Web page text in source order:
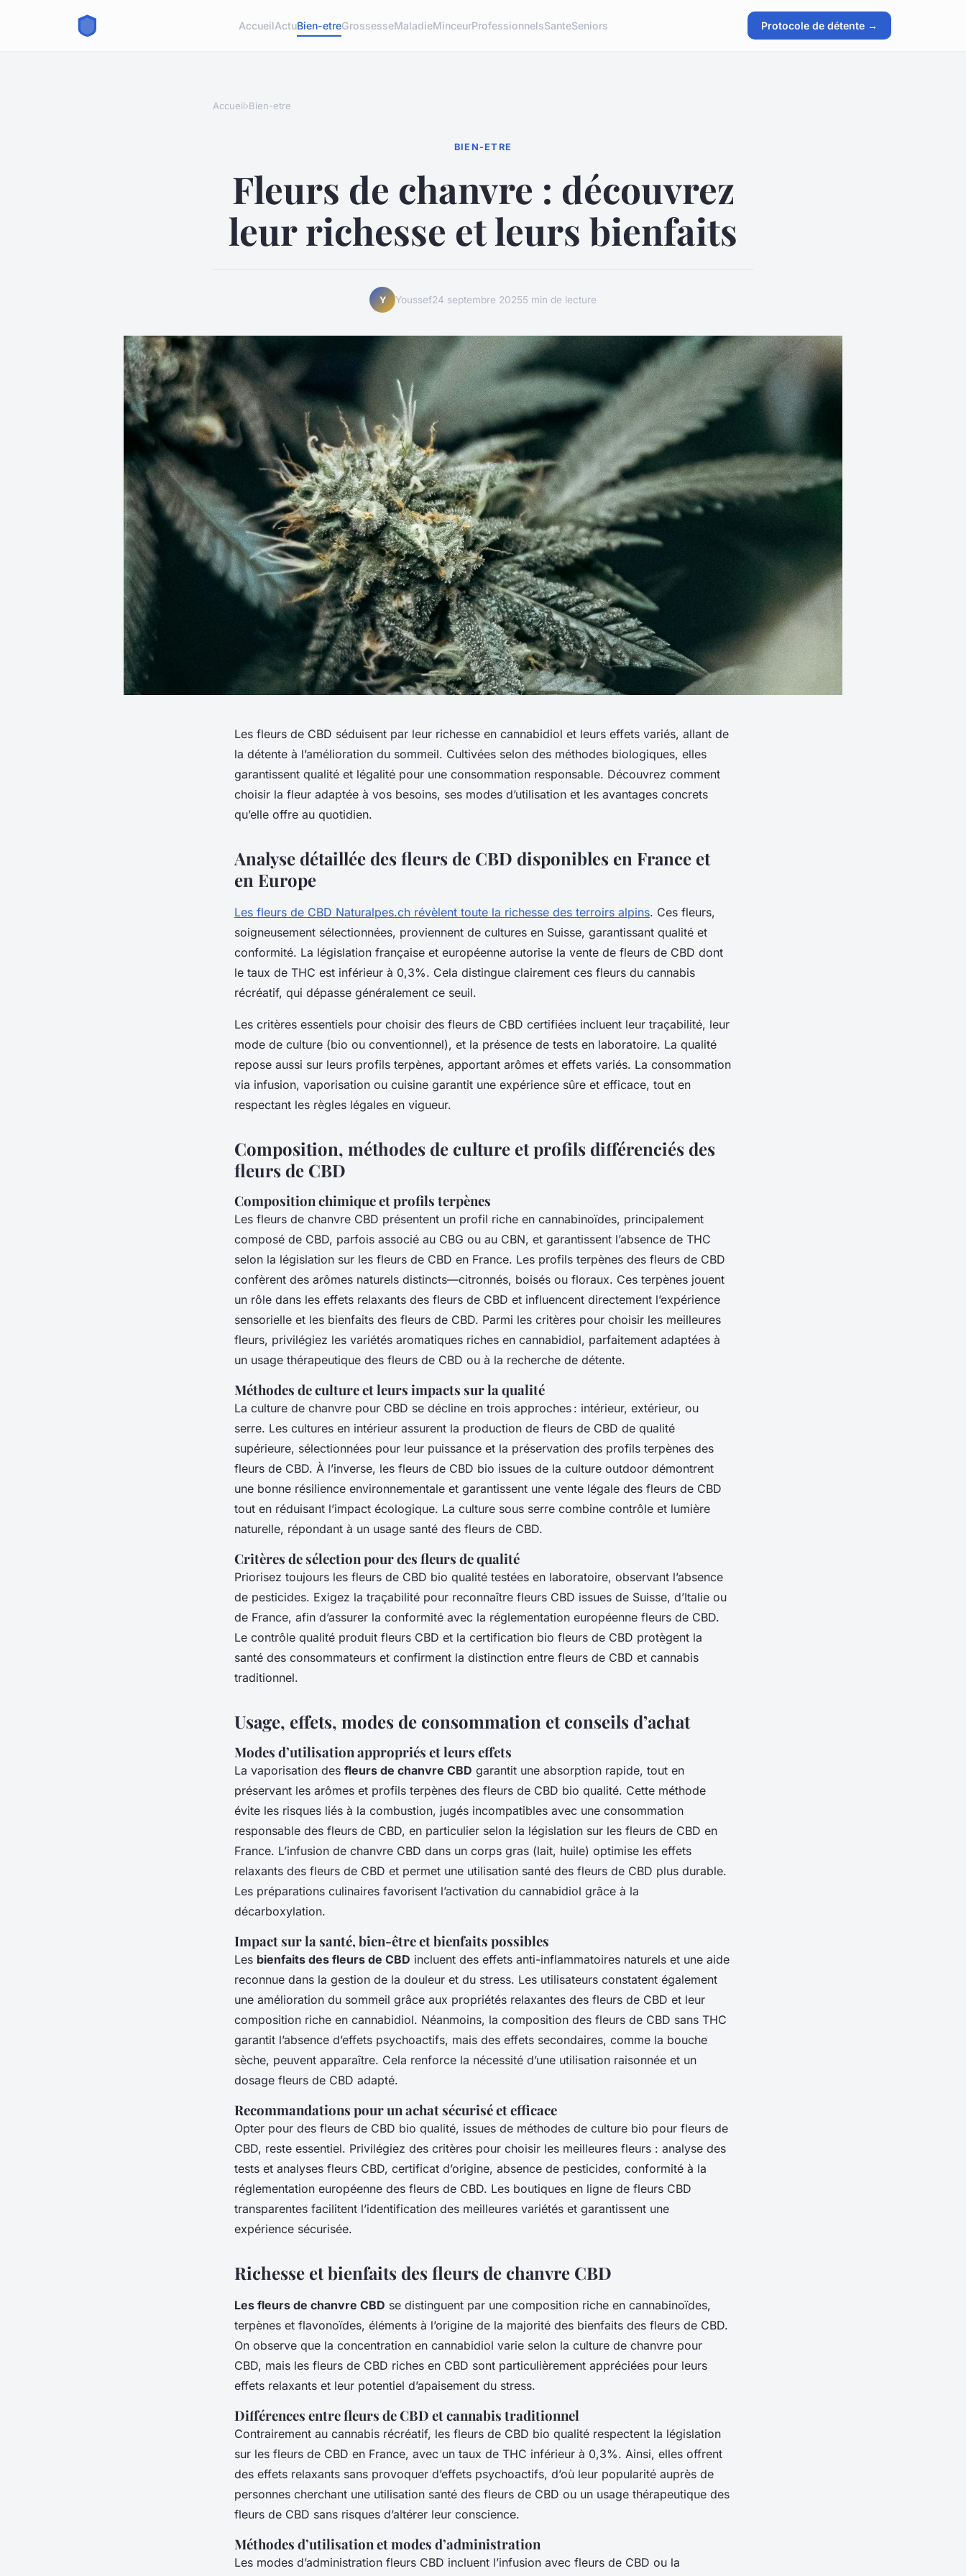
AccueilActuBien-etreGrossesseMaladieMinceurProfessionnelsSanteSeniors Protocole de détente →
Accueil›Bien-etre
BIEN-ETRE
Fleurs de chanvre : découvrez
leur richesse et leurs bienfaits
Y Youssef24 septembre 20255 min de lecture
Les fleurs de CBD séduisent par leur richesse en cannabidiol et leurs effets variés, allant de
la détente à l’amélioration du sommeil. Cultivées selon des méthodes biologiques, elles
garantissent qualité et légalité pour une consommation responsable. Découvrez comment
choisir la fleur adaptée à vos besoins, ses modes d’utilisation et les avantages concrets
qu’elle offre au quotidien.
Analyse détaillée des fleurs de CBD disponibles en France et
en Europe
Les fleurs de CBD Naturalpes.ch révèlent toute la richesse des terroirs alpins. Ces fleurs,
soigneusement sélectionnées, proviennent de cultures en Suisse, garantissant qualité et
conformité. La législation française et européenne autorise la vente de fleurs de CBD dont
le taux de THC est inférieur à 0,3%. Cela distingue clairement ces fleurs du cannabis
récréatif, qui dépasse généralement ce seuil.
Les critères essentiels pour choisir des fleurs de CBD certifiées incluent leur traçabilité, leur
mode de culture (bio ou conventionnel), et la présence de tests en laboratoire. La qualité
repose aussi sur leurs profils terpènes, apportant arômes et effets variés. La consommation
via infusion, vaporisation ou cuisine garantit une expérience sûre et efficace, tout en
respectant les règles légales en vigueur.
Composition, méthodes de culture et profils différenciés des
fleurs de CBD
Composition chimique et profils terpènes
Les fleurs de chanvre CBD présentent un profil riche en cannabinoïdes, principalement
composé de CBD, parfois associé au CBG ou au CBN, et garantissent l’absence de THC
selon la législation sur les fleurs de CBD en France. Les profils terpènes des fleurs de CBD
confèrent des arômes naturels distincts—citronnés, boisés ou floraux. Ces terpènes jouent
un rôle dans les effets relaxants des fleurs de CBD et influencent directement l’expérience
sensorielle et les bienfaits des fleurs de CBD. Parmi les critères pour choisir les meilleures
fleurs, privilégiez les variétés aromatiques riches en cannabidiol, parfaitement adaptées à
un usage thérapeutique des fleurs de CBD ou à la recherche de détente.
Méthodes de culture et leurs impacts sur la qualité
La culture de chanvre pour CBD se décline en trois approches : intérieur, extérieur, ou
serre. Les cultures en intérieur assurent la production de fleurs de CBD de qualité
supérieure, sélectionnées pour leur puissance et la préservation des profils terpènes des
fleurs de CBD. À l’inverse, les fleurs de CBD bio issues de la culture outdoor démontrent
une bonne résilience environnementale et garantissent une vente légale des fleurs de CBD
tout en réduisant l’impact écologique. La culture sous serre combine contrôle et lumière
naturelle, répondant à un usage santé des fleurs de CBD.
Critères de sélection pour des fleurs de qualité
Priorisez toujours les fleurs de CBD bio qualité testées en laboratoire, observant l’absence
de pesticides. Exigez la traçabilité pour reconnaître fleurs CBD issues de Suisse, d’Italie ou
de France, afin d’assurer la conformité avec la réglementation européenne fleurs de CBD.
Le contrôle qualité produit fleurs CBD et la certification bio fleurs de CBD protègent la
santé des consommateurs et confirment la distinction entre fleurs de CBD et cannabis
traditionnel.
Usage, effets, modes de consommation et conseils d’achat
Modes d’utilisation appropriés et leurs effets
La vaporisation des fleurs de chanvre CBD garantit une absorption rapide, tout en
préservant les arômes et profils terpènes des fleurs de CBD bio qualité. Cette méthode
évite les risques liés à la combustion, jugés incompatibles avec une consommation
responsable des fleurs de CBD, en particulier selon la législation sur les fleurs de CBD en
France. L’infusion de chanvre CBD dans un corps gras (lait, huile) optimise les effets
relaxants des fleurs de CBD et permet une utilisation santé des fleurs de CBD plus durable.
Les préparations culinaires favorisent l’activation du cannabidiol grâce à la
décarboxylation.
Impact sur la santé, bien-être et bienfaits possibles
Les bienfaits des fleurs de CBD incluent des effets anti-inflammatoires naturels et une aide
reconnue dans la gestion de la douleur et du stress. Les utilisateurs constatent également
une amélioration du sommeil grâce aux propriétés relaxantes des fleurs de CBD et leur
composition riche en cannabidiol. Néanmoins, la composition des fleurs de CBD sans THC
garantit l’absence d’effets psychoactifs, mais des effets secondaires, comme la bouche
sèche, peuvent apparaître. Cela renforce la nécessité d’une utilisation raisonnée et un
dosage fleurs de CBD adapté.
Recommandations pour un achat sécurisé et efficace
Opter pour des fleurs de CBD bio qualité, issues de méthodes de culture bio pour fleurs de
CBD, reste essentiel. Privilégiez des critères pour choisir les meilleures fleurs : analyse des
tests et analyses fleurs CBD, certificat d’origine, absence de pesticides, conformité à la
réglementation européenne des fleurs de CBD. Les boutiques en ligne de fleurs CBD
transparentes facilitent l’identification des meilleures variétés et garantissent une
expérience sécurisée.
Richesse et bienfaits des fleurs de chanvre CBD
Les fleurs de chanvre CBD se distinguent par une composition riche en cannabinoïdes,
terpènes et flavonoïdes, éléments à l’origine de la majorité des bienfaits des fleurs de CBD.
On observe que la concentration en cannabidiol varie selon la culture de chanvre pour
CBD, mais les fleurs de CBD riches en CBD sont particulièrement appréciées pour leurs
effets relaxants et leur potentiel d’apaisement du stress.
Différences entre fleurs de CBD et cannabis traditionnel
Contrairement au cannabis récréatif, les fleurs de CBD bio qualité respectent la législation
sur les fleurs de CBD en France, avec un taux de THC inférieur à 0,3%. Ainsi, elles offrent
des effets relaxants sans provoquer d’effets psychoactifs, d’où leur popularité auprès de
personnes cherchant une utilisation santé des fleurs de CBD ou un usage thérapeutique des
fleurs de CBD sans risques d’altérer leur conscience.
Méthodes d’utilisation et modes d’administration
Les modes d’administration fleurs CBD incluent l’infusion avec fleurs de CBD ou la